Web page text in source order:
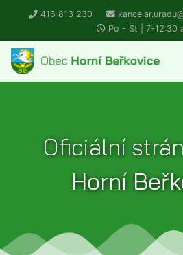
416 813 230
Po - St | 7-12:30
Oficiální
Horní